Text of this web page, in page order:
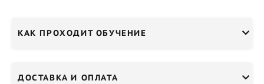
КАК ПРОХОДИТ ОБУЧЕНИЕ
ДОСТАВКА И ОПЛАТА